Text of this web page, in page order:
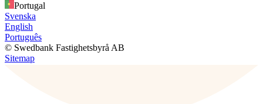
Portugal
Svenska
English
Português
© Swedbank Fastighetsbyrå AB
Sitemap